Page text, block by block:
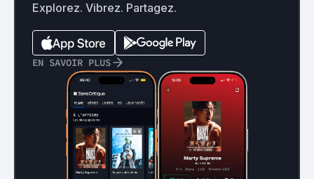
Explorez. Vibrez. Partagez.
EN SAVOIR PLUS